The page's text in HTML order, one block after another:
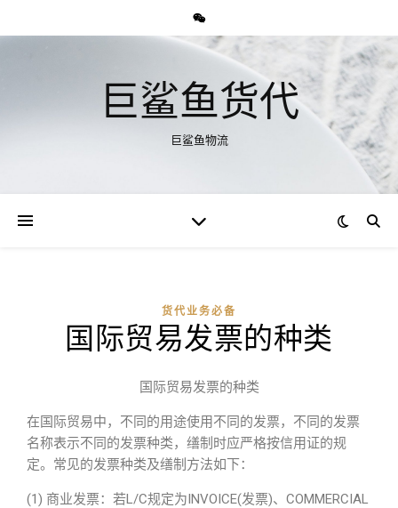
巨鲨鱼货代
巨鲨鱼物流
货代业务必备
国际贸易发票的种类
国际贸易发票的种类
在国际贸易中，不同的用途使用不同的发票，不同的发票
名称表示不同的发票种类，缮制时应严格按信用证的规
定。常见的发票种类及缮制方法如下：
(1) 商业发票：若L/C规定为INVOICE(发票)、COMMERCIAL